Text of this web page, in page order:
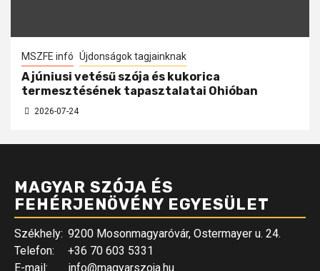
MSZFE infó Újdonságok tagjainknak
A júniusi vetésű szója és kukorica
termesztésének tapasztalatai Ohióban
2026-07-24
MAGYAR SZÓJA ÉS
FEHÉRJENÖVÉNY EGYESÜLET
Székhely: 9200 Mosonmagyaróvár, Ostermayer u. 24.
Telefon:
+36 70 603 5331
E-mail:
info@magyarszoja.hu